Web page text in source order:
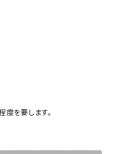
を要します。